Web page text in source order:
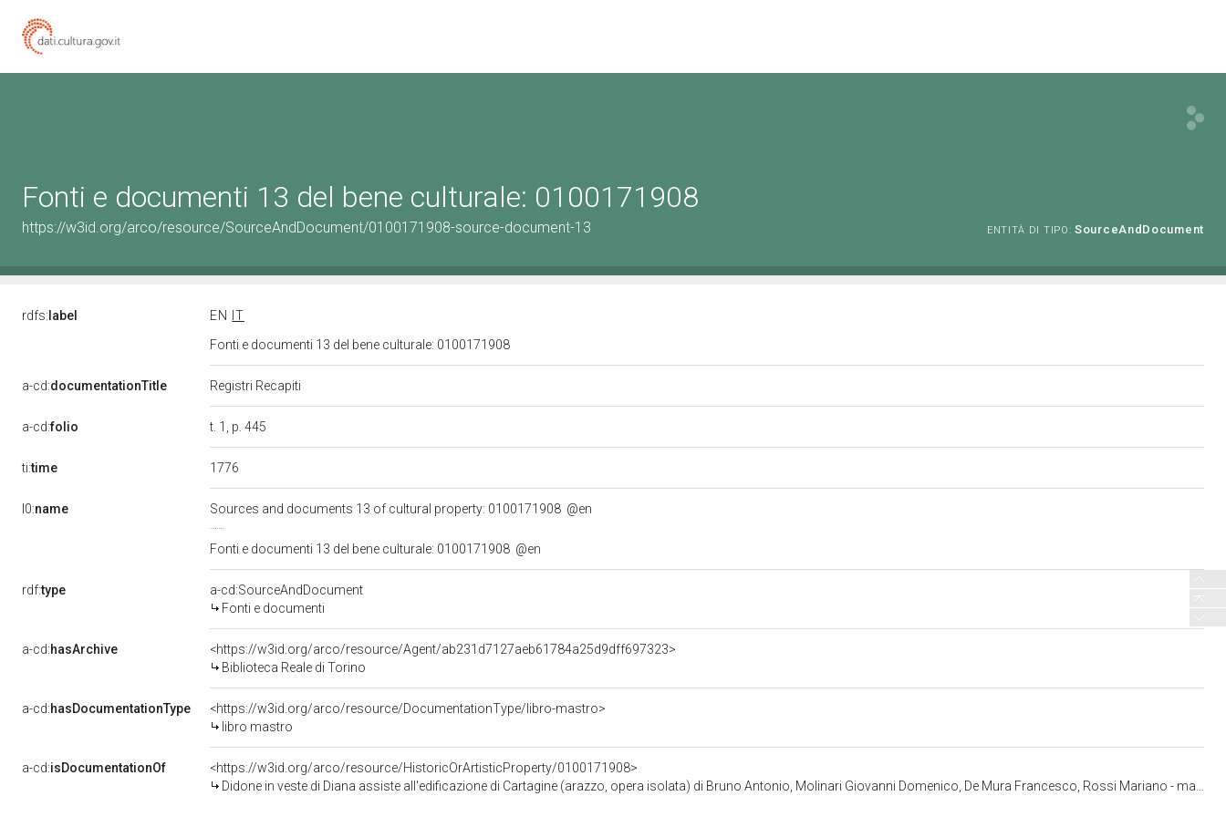
Fonti e documenti 13 del bene culturale: 0100171908
https://w3id.org/arco/resource/SourceAndDocument/0100171908-source-document-13 ENTITÀ DI TIPO: SourceAndDocument
rdfs: label EN
IT
Fonti e documenti 13 del bene culturale: 0100171908
a-cd:documentationTitle Registri Recapiti
a-cd:folio t. 1, p. 445
ti:time 1776
l0:name Sources and documents 13 of cultural property: 0100171908 @en
Fonti e documenti 13 del bene culturale: 0100171908 @en
rdf:type
a-cd:SourceAndDocument
Fonti e documenti
a-cd:hasArchive
<https://w3id.org/arco/resource/Agent/ab231d7127aeb61784a25d9dff697323>
Biblioteca Reale di Torino
a-cd:hasDocumentationType
<https://w3id.org/arco/resource/DocumentationType/libro-mastro>
libro mastro
a-cd:isDocumentationOf
<https://w3id.org/arco/resource/HistoricOrArtisticProperty/0100171908>
Didone in veste di Diana assiste all'edificazione di Cartagine (arazzo, opera isolata) di Bruno Antonio, Molinari Giovanni Domenico, De Mura Francesco, Rossi Mariano - manifattura torinese (ultimo quarto sec. XVIII)